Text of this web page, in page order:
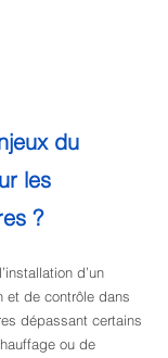
du
les
?
d’un
et de contrôle dans
dépassant certains
ou de